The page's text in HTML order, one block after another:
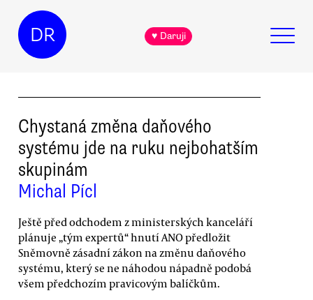
DR ♥ Daruji
Chystaná změna daňového
systému jde na ruku nejbohatším
skupinám
Michal Pícl
Ještě před odchodem z ministerských kanceláří
plánuje „tým expertů“ hnutí ANO předložit
Sněmovně zásadní zákon na změnu daňového
systému, který se ne náhodou nápadně podobá
všem předchozím pravicovým balíčkům.